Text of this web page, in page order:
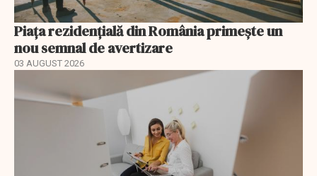
Piața rezidențială din România primește un
nou semnal de avertizare
03 AUGUST 2026